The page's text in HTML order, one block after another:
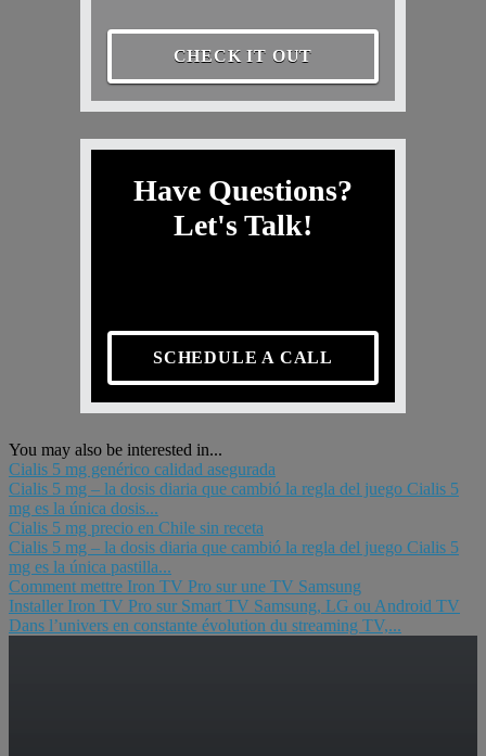
CHECK IT OUT
Have Questions?
Let's Talk!
SCHEDULE A CALL
You may also be interested in...
Cialis 5 mg genérico calidad asegurada
Cialis 5 mg – la dosis diaria que cambió la regla del juego Cialis 5
mg es la única dosis...
Cialis 5 mg precio en Chile sin receta
Cialis 5 mg – la dosis diaria que cambió la regla del juego Cialis 5
mg es la única pastilla...
Comment mettre Iron TV Pro sur une TV Samsung
Installer Iron TV Pro sur Smart TV Samsung, LG ou Android TV
Dans l’univers en constante évolution du streaming TV,...